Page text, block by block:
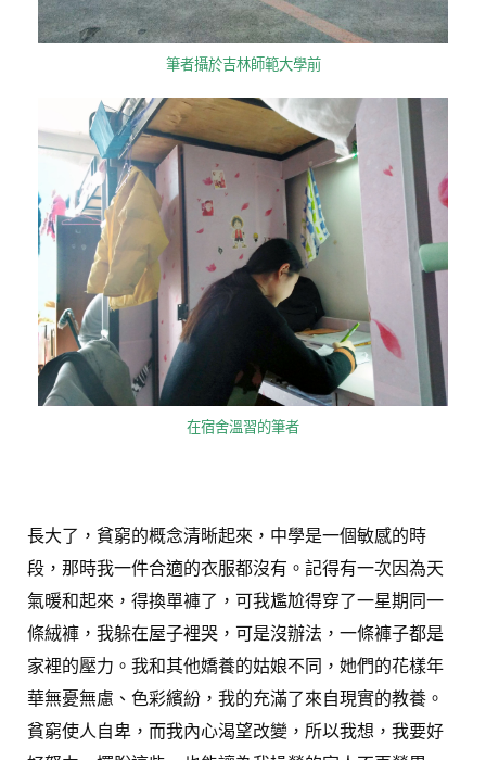
筆者攝於吉林師範大學前
在宿舍溫習的筆者
長大了，貧窮的概念清晰起來，中學是一個敏感的時
段，那時我一件合適的衣服都沒有。記得有一次因為天
氣暖和起來，得換單褲了，可我尷尬得穿了一星期同一
條絨褲，我躲在屋子裡哭，可是沒辦法，一條褲子都是
家裡的壓力。我和其他嬌養的姑娘不同，她們的花樣年
華無憂無慮、色彩繽紛，我的充滿了來自現實的教養。
貧窮使人自卑，而我內心渴望改變，所以我想，我要好